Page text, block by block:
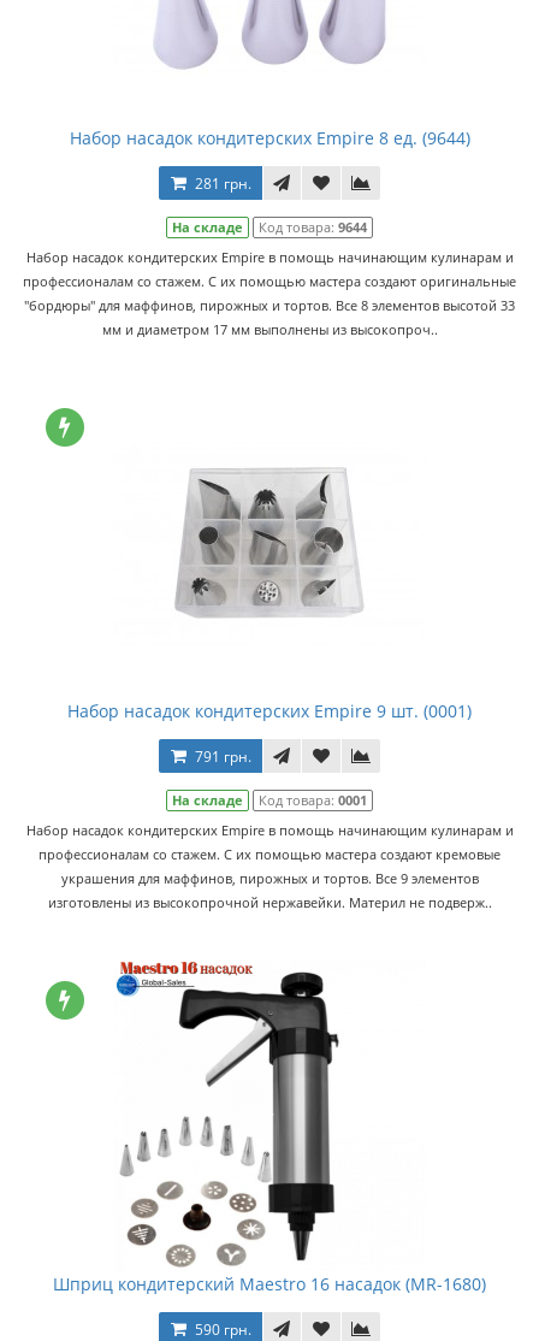
Набор насадок кондитерских Empire 8 ед. (9644)
281 грн.
На складе Код товара: 9644
Набор насадок кондитерских Empire в помощь начинающим кулинарам и
профессионалам со стажем. С их помощью мастера создают оригинальные
"бордюры" для маффинов, пирожных и тортов. Все 8 элементов высотой 33
мм и диаметром 17 мм выполнены из высокопроч..
Набор насадок кондитерских Empire 9 шт. (0001)
791 грн.
На складе Код товара: 0001
Набор насадок кондитерских Empire в помощь начинающим кулинарам и
профессионалам со стажем. С их помощью мастера создают кремовые
украшения для маффинов, пирожных и тортов. Все 9 элементов
изготовлены из высокопрочной нержавейки. Материл не подверж..
Шприц кондитерский Maestro 16 насадок (MR-1680)
590 грн.